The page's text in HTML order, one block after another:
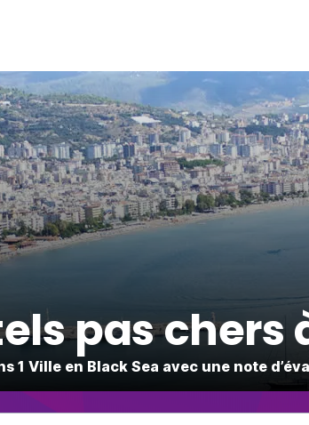
pas chers
1 Ville en Black Sea avec une note